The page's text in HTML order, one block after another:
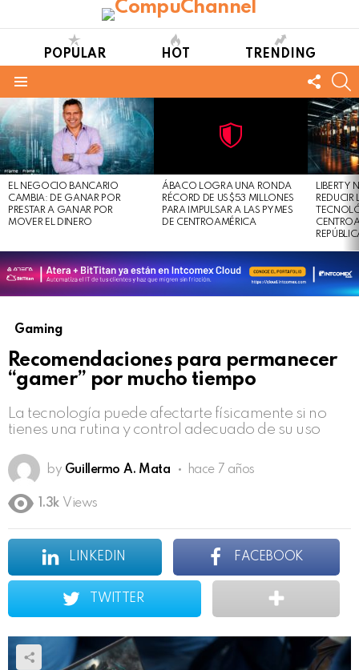
POPULAR HOT TRENDING
US
LATEST
STORIES
EL NEGOCIO BANCARIO
CAMBIA: DE GANAR POR
PRESTAR A GANAR POR
MOVER EL DINERO
Safe
For
Work
view
this
post
ÁBACO LOGRA UNA RONDA
RÉCORD DE US$53 MILLONES
PARA IMPULSAR A LAS PYMES
DE CENTROAMÉRICA
LIBERTY
REDUCIR
Gaming
Recomendaciones para permanecer
“gamer” por mucho tiempo
La tecnología puede afectarte físicamente si no
tienes una rutina y control adecuado de su uso
by Guillermo A. Mata hace 7 años
1.3k Views
LINKEDIN FACEBOOK
TWITTER